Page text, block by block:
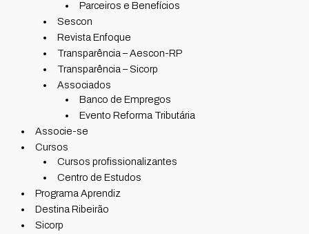
Parceiros e Benefícios
Sescon
Revista Enfoque
Transparência – Aescon-RP
Transparência – Sicorp
Associados
Banco de Empregos
Evento Reforma Tributária
Associe-se
Cursos
Cursos profissionalizantes
Centro de Estudos
Programa Aprendiz
Destina Ribeirão
Sicorp